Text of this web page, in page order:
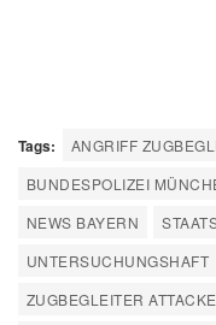
Tags: ANGRIFF
BUNDESPOLIZEI
NEWS BAYERN
UNTERSUCHUNGSHAFT
ZUGBEGLEITER ATTACKE